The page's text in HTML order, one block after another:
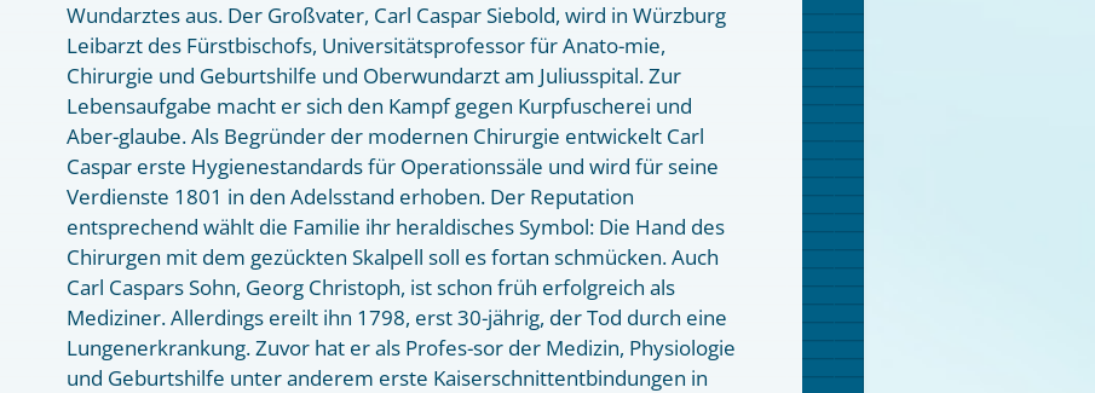
Wundarztes aus. Der Großvater, Carl Caspar Siebold, wird in Würzburg
Leibarzt des Fürstbischofs, Universitätsprofessor für Anato-mie,
Chirurgie und Geburtshilfe und Oberwundarzt am Juliusspital. Zur
Lebensaufgabe macht er sich den Kampf gegen Kurpfuscherei und
Aber-glaube. Als Begründer der modernen Chirurgie entwickelt Carl
Caspar erste Hygienestandards für Operationssäle und wird für seine
Verdienste 1801 in den Adelsstand erhoben. Der Reputation
entsprechend wählt die Familie ihr heraldisches Symbol: Die Hand des
Chirurgen mit dem gezückten Skalpell soll es fortan schmücken. Auch
Carl Caspars Sohn, Georg Christoph, ist schon früh erfolgreich als
Mediziner. Allerdings ereilt ihn 1798, erst 30-jährig, der Tod durch eine
Lungenerkrankung. Zuvor hat er als Profes-sor der Medizin, Physiologie
und Geburtshilfe unter anderem erste Kaiserschnittentbindungen in